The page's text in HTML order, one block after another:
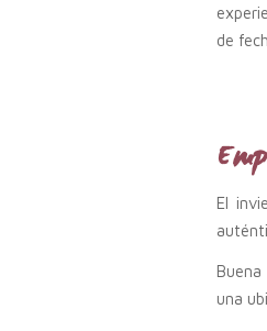
de
El
una